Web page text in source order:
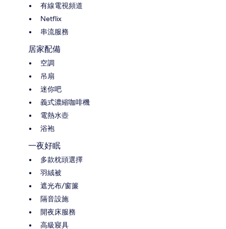
有線電視頻道
Netflix
串流服務
居家配備
空調
吊扇
迷你吧
義式濃縮咖啡機
電熱水壺
浴袍
一夜好眠
多款枕頭選擇
羽絨被
遮光布/窗簾
隔音設施
開夜床服務
高級寢具